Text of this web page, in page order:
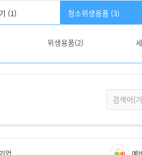
(1) 청소위생용품 (3)
위생용품(2)